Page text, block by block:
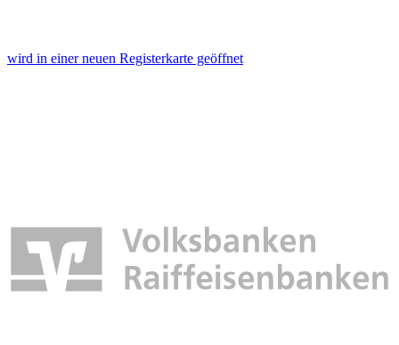
wird in einer neuen Registerkarte geöffnet